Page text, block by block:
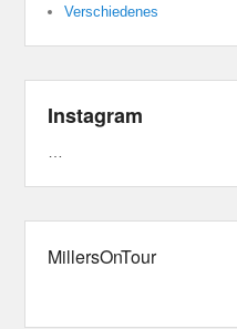
Verschiedenes
Instagram
…
MillersOnTour